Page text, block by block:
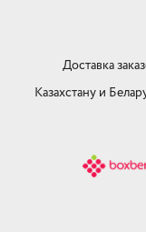
Доставка
Казахстану и